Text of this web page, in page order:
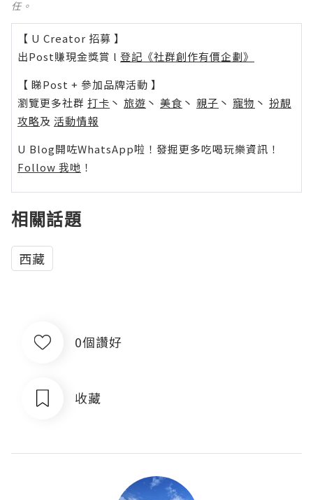
任。
【 U Creator 招募 】
出Post賺現金獎賞 l 登記《社群創作有價企劃》
【 睇Post + 參加品牌活動 】
瀏覽更多社群 打卡 丶 旅遊 丶 美食 丶 親子 丶 寵物 丶 扮靚
攻略及 活動情報
U Blog開咗WhatsApp啦！發掘更多吃喝玩樂資訊！
Follow 我哋 ！
相關話題
西藏
0個讚好
收藏